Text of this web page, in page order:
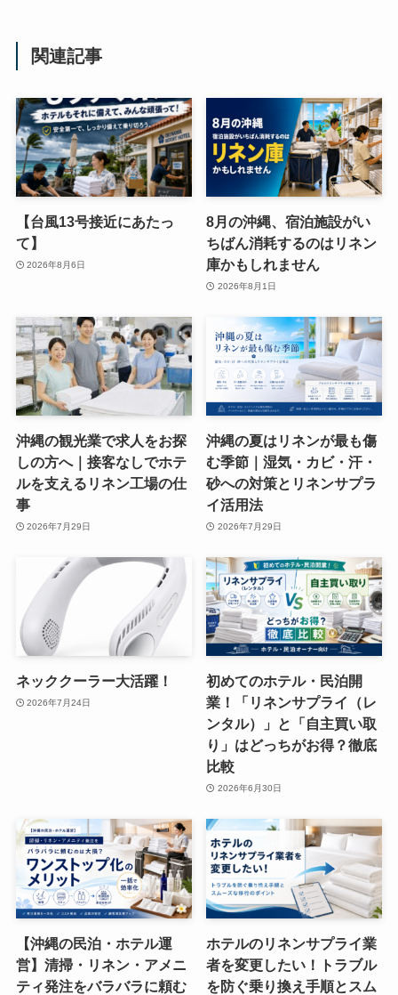
関連記事
【台風13号接近にあたっ
て】
2026年8月6日
8月の沖縄、宿泊施設がい
ちばん消耗するのはリネン
庫かもしれません
2026年8月1日
沖縄の観光業で求人をお探
しの方へ｜接客なしでホテ
ルを支えるリネン工場の仕
事
2026年7月29日
沖縄の夏はリネンが最も傷
む季節｜湿気・カビ・汗・
砂への対策とリネンサプラ
イ活用法
2026年7月29日
ネッククーラー大活躍！
2026年7月24日
初めてのホテル・民泊開
業！「リネンサプライ（レ
ンタル）」と「自主買い取
り」はどっちがお得？徹底
比較
2026年6月30日
【沖縄の民泊・ホテル運
営】清掃・リネン・アメニ
ティ発注をバラバラに頼む
ホテルのリネンサプライ業
者を変更したい！トラブル
を防ぐ乗り換え手順とスム